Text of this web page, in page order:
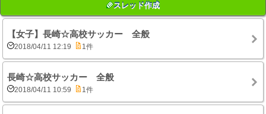
スレッド作成
【女子】長崎☆高校サッカー 全般
2018/04/11 12:19 1件
長崎☆高校サッカー 全般
2018/04/11 10:59 1件